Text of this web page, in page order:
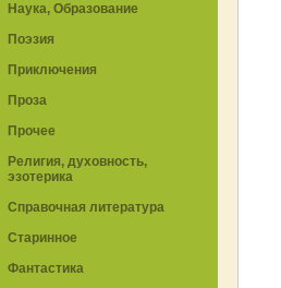
Наука, Образование
Поэзия
Приключения
Проза
Прочее
Религия, духовность,
эзотерика
Справочная литература
Старинное
Фантастика